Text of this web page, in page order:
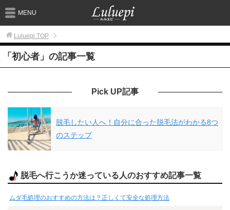
MENU
Luluepi TOP
「初心者」の記事一覧
Pick UP記事
脱毛したい人へ！自分に合った脱毛法がわかる8つ
のステップ
脱毛へ行こうか迷っている人のおすすめ記事一覧
ムダ毛処理のおすすめの方法は？正しくて安全な処理方法